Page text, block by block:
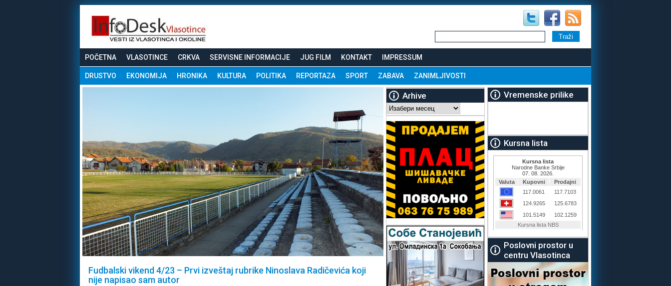
POČETNA VLASOTINCE CRKVA SERVISNE INFORMACIJE JUG FILM KONTAKT IMPRESSUM
DRUSTVO EKONOMIJA HRONIKA KULTURA POLITIKA REPORTAZA SPORT ZABAVA ZANIMLJIVOSTI
Fudbalski vikend 4/23 – Prvi izveštaj rubrike Ninoslava Radičevića koji
nije napisao sam autor
Arhive
Arhive
Vremenske prilike
Kursna lista
Poslovni prostor u
centru Vlasotinca